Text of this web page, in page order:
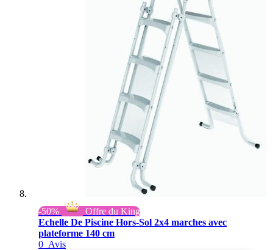
-50%
Offre du King
Echelle De Piscine Hors-Sol 2x4 marches avec
plateforme 140 cm
0 Avis